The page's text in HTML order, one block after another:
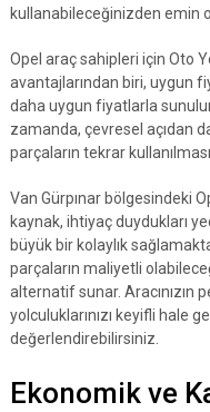
kullanabileceğinizden emin
Opel araç sahipleri için Oto
avantajlarından biri, uygun
daha uygun fiyatlarla
zamanda, çevresel açıdan
parçaların tekrar
Van Gürpınar bölgesindeki
kaynak, ihtiyaç duydukları
büyük bir kolaylık
parçaların maliyetli
alternatif sunar. Aracınızın
yolculuklarınızı keyifli hale
değerlendirebilirsiniz.
Ekonomik ve